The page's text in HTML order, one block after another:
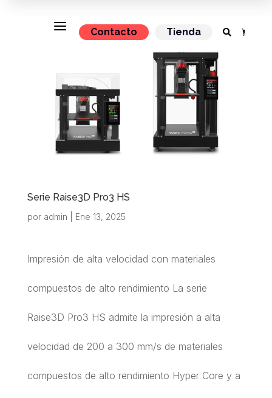
a Contacto Tienda  
Serie Raise3D Pro3 HS
por admin Ene 13, 2025
Impresión de alta velocidad con materiales
compuestos de alto rendimiento La serie
Raise3D Pro3 HS admite la impresión a alta
velocidad de 200 a 300 mm/s de materiales
compuestos de alto rendimiento Hyper Core y a